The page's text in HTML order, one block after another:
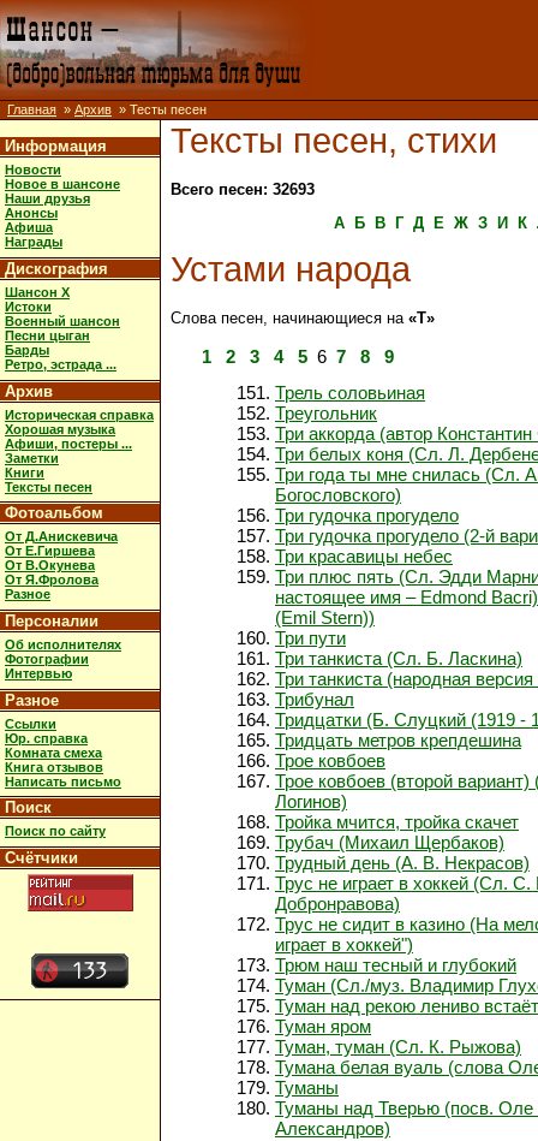
Главная » Архив » Тесты песен
Информация
Новости
Новое в шансоне
Наши друзья
Анонсы
Афиша
Награды
Дискография
Шансон X
Истоки
Военный шансон
Песни цыган
Барды
Ретро, эстрада ...
Архив
Историческая справка
Хорошая музыка
Афиши, постеры ...
Заметки
Книги
Тексты песен
Фотоальбом
От Д.Анискевича
От Е.Гиршева
От В.Окунева
От Я.Фролова
Разное
Персоналии
Об исполнителях
Фотографии
Интервью
Разное
Ссылки
Юр. справка
Комната смеха
Книга отзывов
Написать письмо
Поиск
Поиск по сайту
Счётчики
Тексты песен, стихи
Всего песен: 32693
А
Б В Г Д Е Ж З И К
Устами народа
Слова песен, начинающиеся на «Т»
1 2 3 4 5 6 7 8
9
Трель соловьиная
Треугольник
Три аккорда (автор
Три белых коня (Сл. Л.
Три года ты мне снилась (Сл.
Богословского)
Три гудочка прогудело
Три гудочка прогудело (2-й
Три красавицы небес
Три плюс пять (Сл. Эдди
настоящее имя – Edmond
(Emil Stern))
Три пути
Три танкиста (Сл. Б. Ласкина)
Три танкиста (народная версия
Трибунал
Тридцатки (Б. Слуцкий (1919 -
Тридцать метров крепдешина
Трое ковбоев
Трое ковбоев (второй
Логинов)
Тройка мчится, тройка скачет
Трубач (Михаил Щербаков)
Трудный день (А. В. Некрасов)
Трус не играет в хоккей (Сл.
Добронравова)
Трус не сидит в казино (На
играет в хоккей")
Трюм наш тесный и глубокий
Туман (Сл./муз. Владимир
Туман над рекою лениво встаёт
Туман яром
Туман, туман (Сл. К. Рыжова)
Тумана белая вуаль (слова
Туманы
Туманы над Тверью (посв. Оле
Александров)